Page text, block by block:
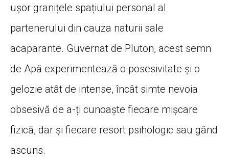
ușor granițele spațiului personal al
partenerului din cauza naturii sale
acaparante. Guvernat de Pluton, acest semn
de Apă experimentează o posesivitate și o
gelozie atât de intense, încât simte nevoia
obsesivă de a-ți cunoaște fiecare mișcare
fizică, dar și fiecare resort psihologic sau gând
ascuns.